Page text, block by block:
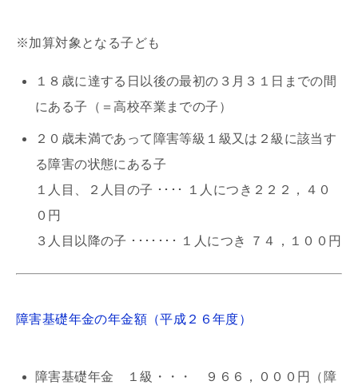
※加算対象となる子ども
１８歳に達する日以後の最初の３月３１日までの間
にある子（＝高校卒業までの子）
２０歳未満であって障害等級１級又は２級に該当す
る障害の状態にある子
１人目、２人目の子 ････ １人につき２２２，４０
０円
３人目以降の子 ･･･････ １人につき ７４，１００円
障害基礎年金の年金額（平成２６年度）
障害基礎年金 １級・・・ ９６６，０００円（障